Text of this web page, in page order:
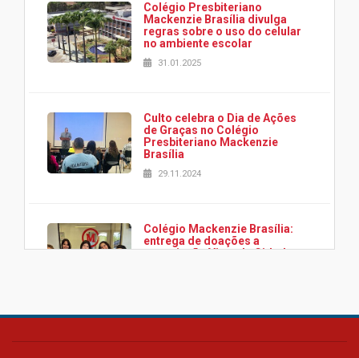
Colégio Presbiteriano
Mackenzie Brasília divulga
regras sobre o uso do celular
no ambiente escolar
31.01.2025
Culto celebra o Dia de Ações
de Graças no Colégio
Presbiteriano Mackenzie
Brasília
29.11.2024
Colégio Mackenzie Brasília:
entrega de doações a
associação Viver da Cidade
Colégio Presbiteriano